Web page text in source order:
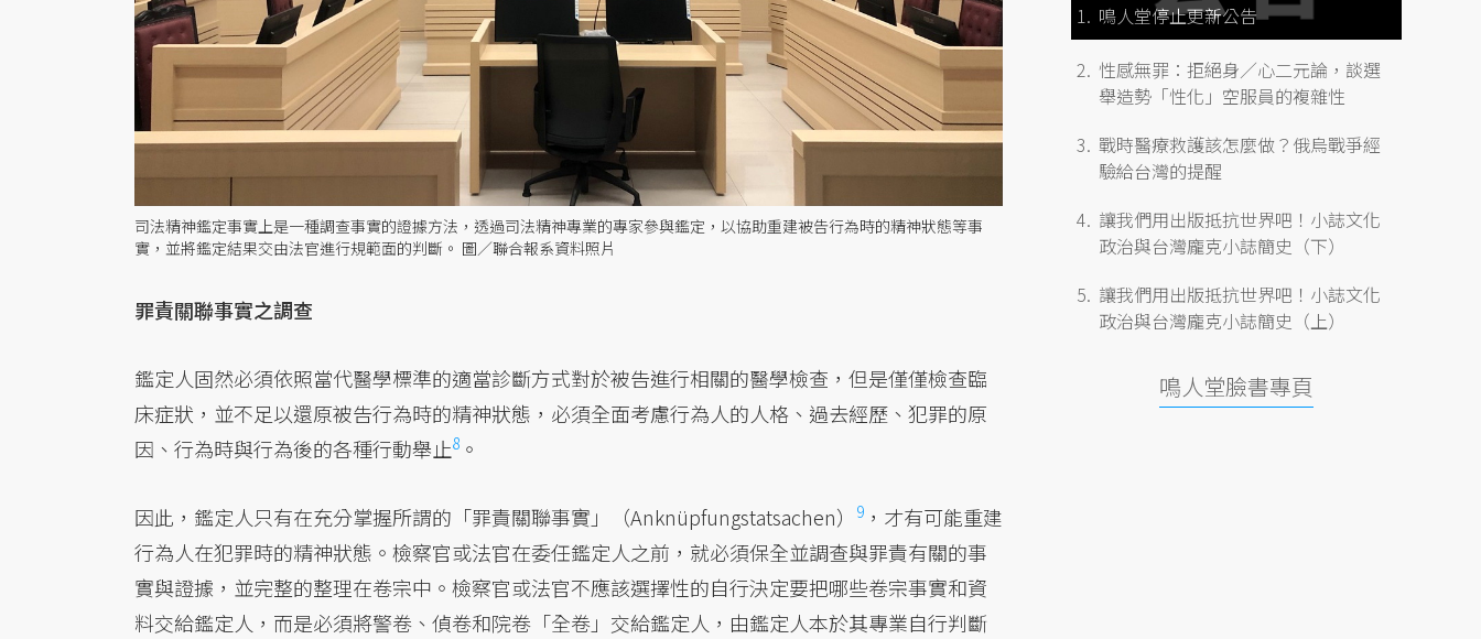
司法精神鑑定事實上是一種調查事實的證據方法，透過司法精神專業的專家參與鑑定，以協助重建被告行為時的精神狀態等事
實，並將鑑定結果交由法官進行規範面的判斷。 圖／聯合報系資料照片
罪責關聯事實之調查
鑑定人固然必須依照當代醫學標準的適當診斷方式對於被告進行相關的醫學檢查，但是僅僅檢查臨
床症狀，並不足以還原被告行為時的精神狀態，必須全面考慮行為人的人格、過去經歷、犯罪的原
因、行為時與行為後的各種行動舉止8 。
因此，鑑定人只有在充分掌握所謂的 「罪責關聯事實」（Anknüpfungstatsachen） 9 ，才有可能重建
行為人在犯罪時的精神狀態。檢察官或法官在委任鑑定人之前，就必須保全並調查與罪責有關的事
實與證據，並完整的整理在卷宗中。檢察官或法官不應該選擇性的自行決定要把哪些卷宗事實和資
料交給鑑定人，而是必須將警卷、偵卷和院卷「全卷」交給鑑定人，由鑑定人本於其專業自行判斷
鳴人堂停止更新公告
性感無罪：拒絕身／心二元論，談選
舉造勢「性化」空服員的複雜性
戰時醫療救護該怎麼做？俄烏戰爭經
驗給台灣的提醒
讓我們用出版抵抗世界吧！小誌文化
政治與台灣龐克小誌簡史（下）
讓我們用出版抵抗世界吧！小誌文化
政治與台灣龐克小誌簡史（上）
鳴人堂臉書專頁